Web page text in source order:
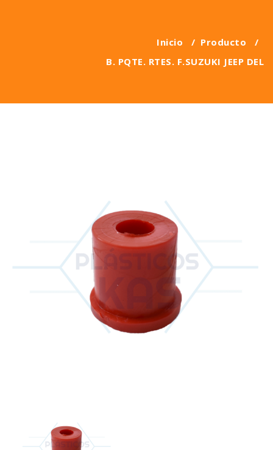
Inicio / Producto /
B. PQTE. RTES. F.SUZUKI JEEP DEL